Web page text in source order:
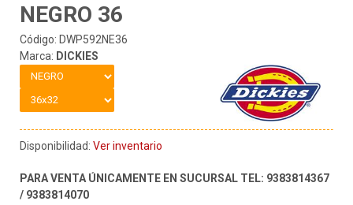
NEGRO 36
Código: DWP592NE36
Marca: DICKIES
Disponibilidad: Ver inventario
PARA VENTA ÚNICAMENTE EN SUCURSAL TEL: 9383814367
/ 9383814070